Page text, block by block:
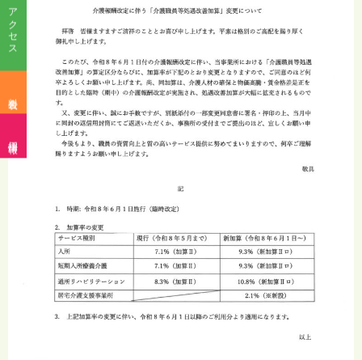
アクセス